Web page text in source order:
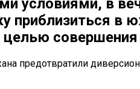
условиями, в
приблизиться в
совершения
предотвратили